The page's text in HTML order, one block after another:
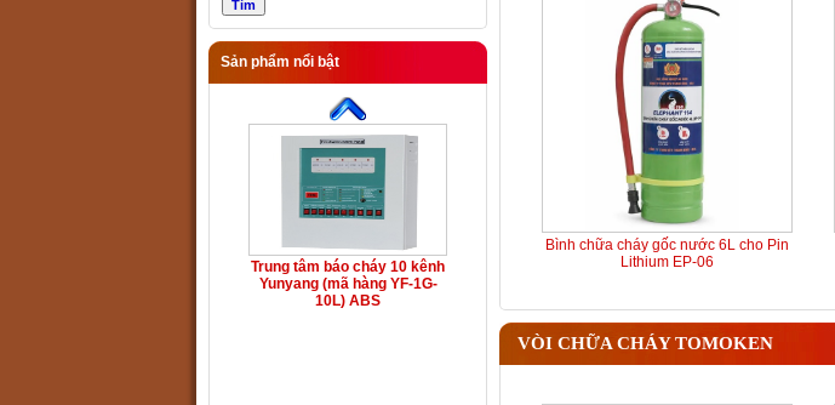
Sản phẩm nổi bật
Trung tâm báo cháy 10 kênh
Yunyang (mã hàng YF-1G-
10L) ABS
Bình chữa cháy gốc nước 6L cho Pin
Lithium EP-06
VÒI CHỮA CHÁY TOMOKEN